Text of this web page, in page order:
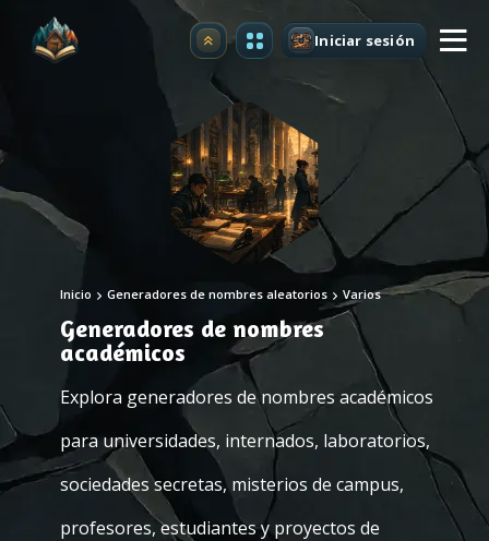
Mejorar Iniciar sesión
Inicio Generadores de nombres aleatorios Varios
Generadores de nombres
académicos
Explora generadores de nombres académicos
para universidades, internados, laboratorios,
sociedades secretas, misterios de campus,
profesores, estudiantes y proyectos de